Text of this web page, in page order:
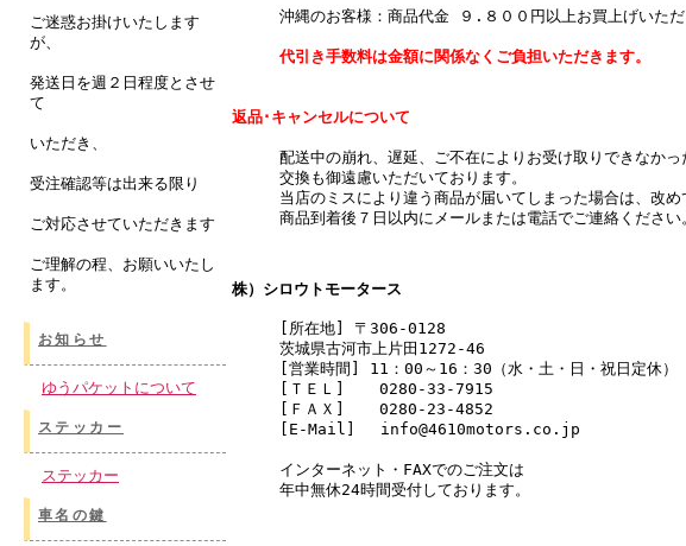
ご迷惑お掛けいたします
が、
発送日を週２日程度とさせ
て
いただき、
受注確認等は出来る限り
ご対応させていただきます
ご理解の程、お願いいたし
ます。
お知らせ
ゆうパケットについて
ステッカー
ステッカー
車名の鍵
沖縄のお客様：商品代金 ９.８００円以上お買上げいただ
代引き手数料は金額に関係なくご負担いただきます。
返品･キャンセルについて
配送中の崩れ、遅延、ご不在によりお受け取りできなか
交換も御遠慮いただいております。
当店のミスにより違う商品が届いてしまった場合は、改
商品到着後７日以内にメールまたは電話でご連絡ください
株）シロウトモータース
[所在地] 〒306-0128
茨城県古河市上片田1272-46
[営業時間] 11：00～16：30（水・土・日・祝日定休）
[ＴＥＬ] 0280-33-7915
[ＦＡＸ] 0280-23-4852
[E-Mail] info@4610motors.co.jp
インターネット・FAXでのご注文は
年中無休24時間受付しております。